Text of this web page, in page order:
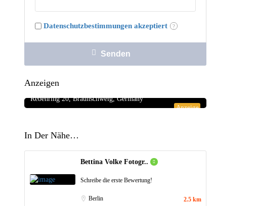
Datenschutzbestimmungen akzeptiert
Anzeigen
Anzeige
Rosenbote.de – Blumenversand für Blumen
Rebenring 20, Braunschweig, Germany
In Der Nähe…
Bettina Volke Fotogr..
Schreibe die erste Bewertung!
Berlin 2.5 km